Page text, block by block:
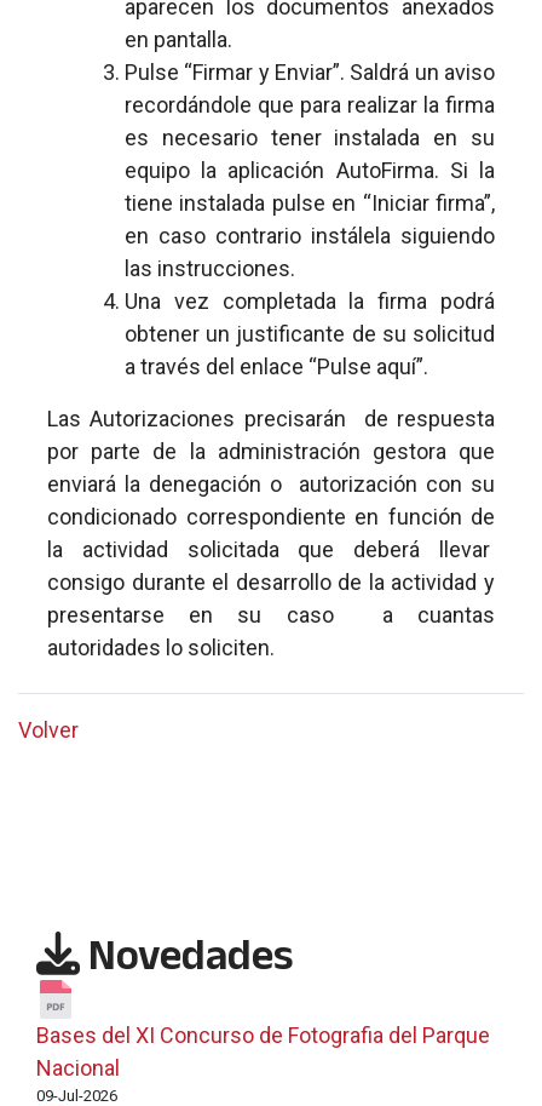
aparecen los documentos anexados
en pantalla.
Pulse “Firmar y Enviar”. Saldrá un aviso
recordándole que para realizar la firma
es necesario tener instalada en su
equipo la aplicación AutoFirma. Si la
tiene instalada pulse en “Iniciar firma”,
en caso contrario instálela siguiendo
las instrucciones.
Una vez completada la firma podrá
obtener un justificante de su solicitud
a través del enlace “Pulse aquí”.
Las Autorizaciones precisarán de respuesta
por parte de la administración gestora que
enviará la denegación o autorización con su
condicionado correspondiente en función de
la actividad solicitada que deberá llevar
consigo durante el desarrollo de la actividad y
presentarse en su caso a cuantas
autoridades lo soliciten.
Volver
Novedades
Bases del XI Concurso de Fotografia del Parque
Nacional
09-Jul-2026